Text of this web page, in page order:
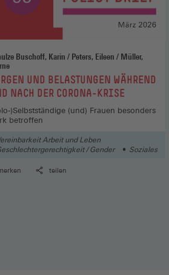
Buschoff, Karin / Peters, Eileen / Müller,
UND BELASTUNGEN WÄHREND
NACH DER CORONA-KRISE
)Selbstständige (und) Frauen besonders
betroffen
Arbeit und Leben
/ Gender
Soziales
teilen